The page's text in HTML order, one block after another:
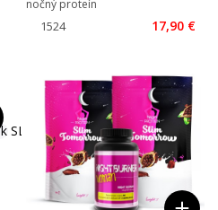
nočný proteín
17,90 €